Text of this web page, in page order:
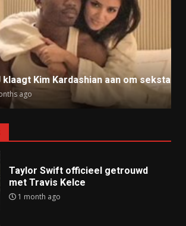
Kardashian aan om sekstape
Taylor Swift officieel getrouwd
met Travis Kelce
1 month ago